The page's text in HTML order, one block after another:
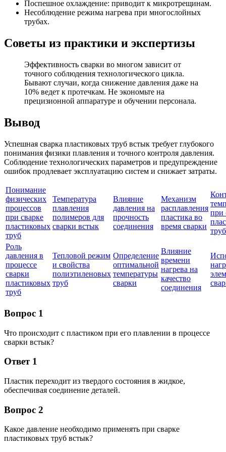
Поспешное охлаждение: приводит к микротрещинам.
Несоблюдение режима нагрева при многослойных
трубах.
Советы из практики и экспертизы
Эффективность сварки во многом зависит от
точного соблюдения технологического цикла.
Бывают случаи, когда снижение давления даже на
10% ведет к протечкам. Не экономьте на
прецизионной аппаратуре и обучении персонала.
Вывод
Успешная сварка пластиковых труб встык требует глубокого
понимания физики плавления и точного контроля давления.
Соблюдение технологических параметров и предупреждение
ошибок продлевает эксплуатацию систем и снижает затраты.
Понимание
физических
процессов
при сварке
пластиковых
труб
Температура
плавления
полимеров для
сварки встык
Влияние
давления на
прочность
соединения
Механизм
расплавления
пластика во
время сварки
при
труб
Роль
давления в
процессе
сварки
пластиковых
труб
Тепловой режим
и свойства
полиэтиленовых
труб
Определение
оптимальной
температуры
сварки
Влияние
времени
нагрева на
качество
соединения
Вопрос 1
Что происходит с пластиком при его плавлении в процессе
сварки встык?
Ответ 1
Пластик переходит из твердого состояния в жидкое,
обеспечивая соединение деталей.
Вопрос 2
Какое давление необходимо применять при сварке
пластиковых труб встык?